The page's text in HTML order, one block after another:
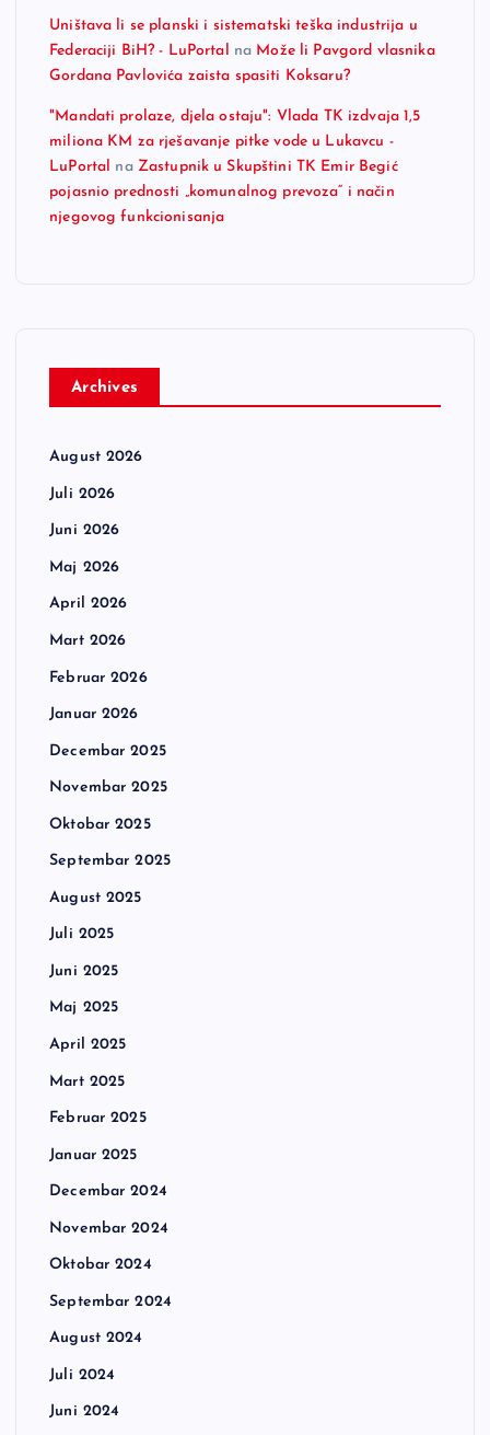
Uništava li se planski i sistematski teška industrija u
Federaciji BiH? - LuPortal na Može li Pavgord vlasnika
Gordana Pavlovića zaista spasiti Koksaru?
"Mandati prolaze, djela ostaju": Vlada TK izdvaja 1,5
miliona KM za rješavanje pitke vode u Lukavcu -
LuPortal na Zastupnik u Skupštini TK Emir Begić
pojasnio prednosti „komunalnog prevoza“ i način
njegovog funkcionisanja
Archives
August 2026
Juli 2026
Juni 2026
Maj 2026
April 2026
Mart 2026
Februar 2026
Januar 2026
Decembar 2025
Novembar 2025
Oktobar 2025
Septembar 2025
August 2025
Juli 2025
Juni 2025
Maj 2025
April 2025
Mart 2025
Februar 2025
Januar 2025
Decembar 2024
Novembar 2024
Oktobar 2024
Septembar 2024
August 2024
Juli 2024
Juni 2024